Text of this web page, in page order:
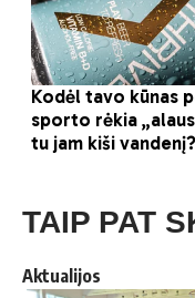
TAIP PAT
Aktualijos